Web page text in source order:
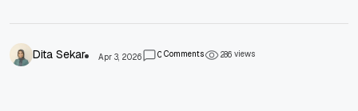
Dita Sekar Apr 3, 2026 0Comments 286views